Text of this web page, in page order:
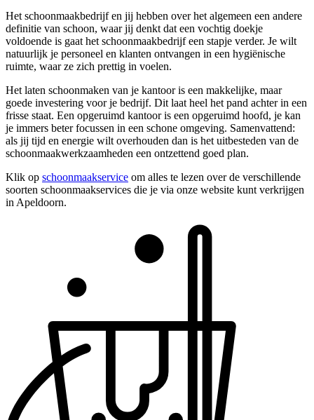
Het schoonmaakbedrijf en jij hebben over het algemeen een andere
definitie van schoon, waar jij denkt dat een vochtig doekje
voldoende is gaat het schoonmaakbedrijf een stapje verder. Je wilt
natuurlijk je personeel en klanten ontvangen in een hygiënische
ruimte, waar ze zich prettig in voelen.
Het laten schoonmaken van je kantoor is een makkelijke, maar
goede investering voor je bedrijf. Dit laat heel het pand achter in een
frisse staat. Een opgeruimd kantoor is een opgeruimd hoofd, je kan
je immers beter focussen in een schone omgeving. Samenvattend:
als jij tijd en energie wilt overhouden dan is het uitbesteden van de
schoonmaakwerkzaamheden een ontzettend goed plan.
Klik op schoonmaakservice om alles te lezen over de verschillende
soorten schoonmaakservices die je via onze website kunt verkrijgen
in Apeldoorn.